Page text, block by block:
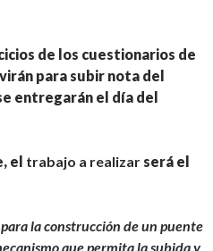
de los cuestionarios de
para subir nota del
entregarán el día del
el trabajo a realizar será el
la construcción de un puente
que permita la subida y